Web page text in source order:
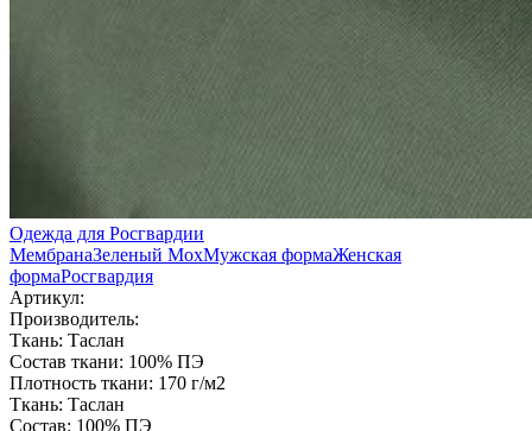
Одежда для Росгвардии
МембранаЗеленый МохМужская формаЖенская
формаРосгвардия
Артикул:
Производитель:
Ткань: Таслан
Состав ткани: 100% ПЭ
Плотность ткани: 170 г/м2
Ткань: Таслан
Состав: 100% ПЭ